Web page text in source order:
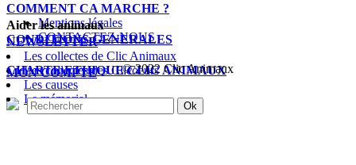
Mentions légales
CONTACTEZ-NOUS
COMMENT CA MARCHE ?
CONDITIONS GENERALES
CHARTE ETHIQUE CLIC ANIMAUX
Aider les animaux
Les collectes de Clic Animaux
Les collectes des Clicoeurs
Les causes
Le mémorial
NEWSLETTER
MON COMPTE © 2022 Clic Animaux